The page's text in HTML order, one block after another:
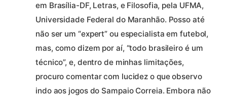
em Brasília-DF, Letras, e Filosofia, pela UFMA,
Universidade Federal do Maranhão. Posso até
não ser um “expert” ou especialista em futebol,
mas, como dizem por aí, “todo brasileiro é um
técnico”, e, dentro de minhas limitações,
procuro comentar com lucidez o que observo
indo aos jogos do Sampaio Correia. Embora não